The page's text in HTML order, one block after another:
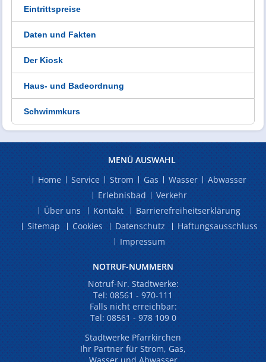
Eintrittspreise
Daten und Fakten
Der Kiosk
Haus- und Badeordnung
Schwimmkurs
MENÜ AUSWAHL
Home
Service Strom Gas Wasser
Abwasser
Erlebnisbad
Verkehr
Über uns
Kontakt
Barrierefreiheitserklärung
Sitemap
Cookies Datenschutz
Haftungsausschluss
Impressum
NOTRUF-NUMMERN
Notruf-Nr. Stadtwerke:
Tel: 08561 - 970-111
Falls nicht erreichbar:
Tel: 08561 - 978 109 0
Stadtwerke Pfarrkirchen
Ihr Partner für Strom, Gas,